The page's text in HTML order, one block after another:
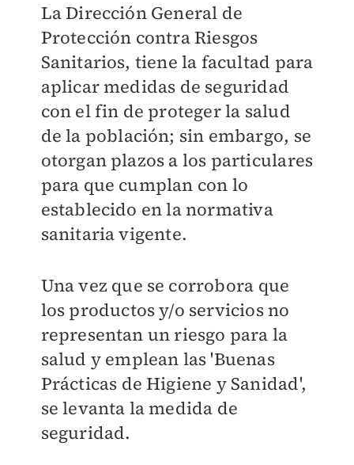
La Dirección General de
Protección contra Riesgos
Sanitarios, tiene la facultad para
aplicar medidas de seguridad
con el fin de proteger la salud
de la población; sin embargo, se
otorgan plazos a los particulares
para que cumplan con lo
establecido en la normativa
sanitaria vigente.
Una vez que se corrobora que
los productos y/o servicios no
representan un riesgo para la
salud y emplean las 'Buenas
Prácticas de Higiene y Sanidad',
se levanta la medida de
seguridad.